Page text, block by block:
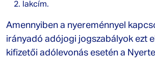
lakcím.
Amennyiben a nyereménnyel
irányadó adójogi jogszabályok ezt
kifizetői adólevonás esetén a